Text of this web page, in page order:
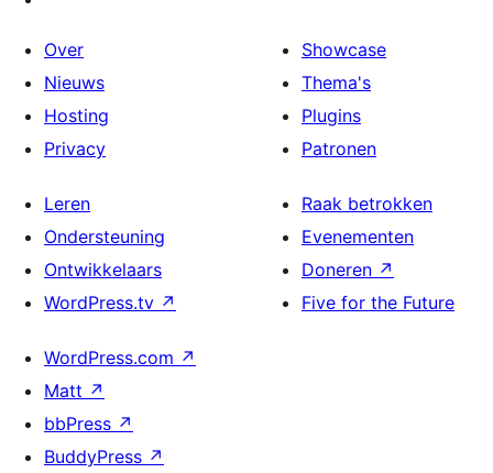
Over
Nieuws
Hosting
Privacy
Showcase
Thema's
Plugins
Patronen
Leren
Ondersteuning
Ontwikkelaars
WordPress.tv ↗
Raak betrokken
Evenementen
Doneren ↗
Five for the Future
WordPress.com ↗
Matt ↗
bbPress ↗
BuddyPress ↗